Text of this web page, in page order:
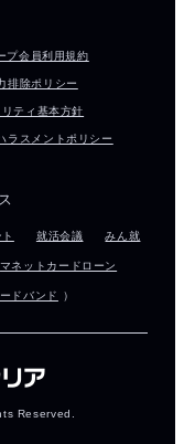
プ会員利用規約
排除ポリシー
ティ基本方針
ラスメントポリシー